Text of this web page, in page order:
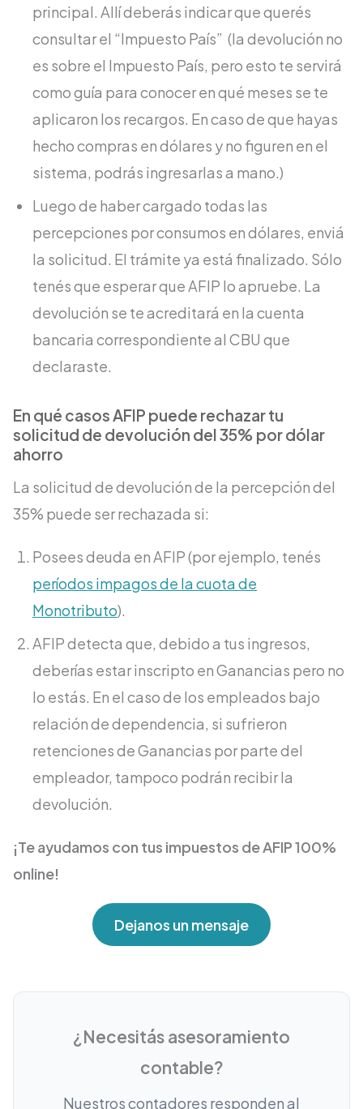
principal. Allí deberás indicar que querés
consultar el “Impuesto País” (la devolución no
es sobre el Impuesto País, pero esto te servirá
como guía para conocer en qué meses se te
aplicaron los recargos. En caso de que hayas
hecho compras en dólares y no figuren en el
sistema, podrás ingresarlas a mano.)
Luego de haber cargado todas las
percepciones por consumos en dólares, enviá
la solicitud. El trámite ya está finalizado. Sólo
tenés que esperar que AFIP lo apruebe. La
devolución se te acreditará en la cuenta
bancaria correspondiente al CBU que
declaraste.
En qué casos AFIP puede rechazar tu
solicitud de devolución del 35% por dólar
ahorro
La solicitud de devolución de la percepción del
35% puede ser rechazada si:
Posees deuda en AFIP (por ejemplo, tenés
períodos impagos de la cuota de
Monotributo).
AFIP detecta que, debido a tus ingresos,
deberías estar inscripto en Ganancias pero no
lo estás. En el caso de los empleados bajo
relación de dependencia, si sufrieron
retenciones de Ganancias por parte del
empleador, tampoco podrán recibir la
devolución.
¡Te ayudamos con tus impuestos de AFIP 100%
online!
Dejanos un mensaje
¿Necesitás asesoramiento
contable?
Nuestros contadores responden al